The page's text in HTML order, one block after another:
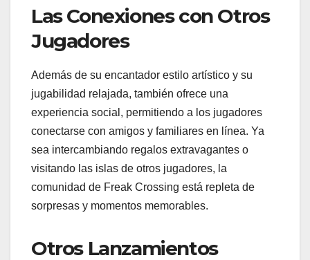
Las Conexiones con Otros
Jugadores
Además de su encantador estilo artístico y su
jugabilidad relajada, también ofrece una
experiencia social, permitiendo a los jugadores
conectarse con amigos y familiares en línea. Ya
sea intercambiando regalos extravagantes o
visitando las islas de otros jugadores, la
comunidad de Freak Crossing está repleta de
sorpresas y momentos memorables.
Otros Lanzamientos